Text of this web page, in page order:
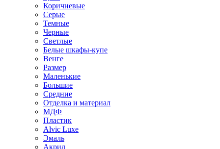
Коричневые
Серые
Темные
Черные
Светлые
Белые шкафы-купе
Венге
Размер
Маленькие
Большие
Средние
Отделка и материал
МДФ
Пластик
Alvic Luxe
Эмаль
Акрил